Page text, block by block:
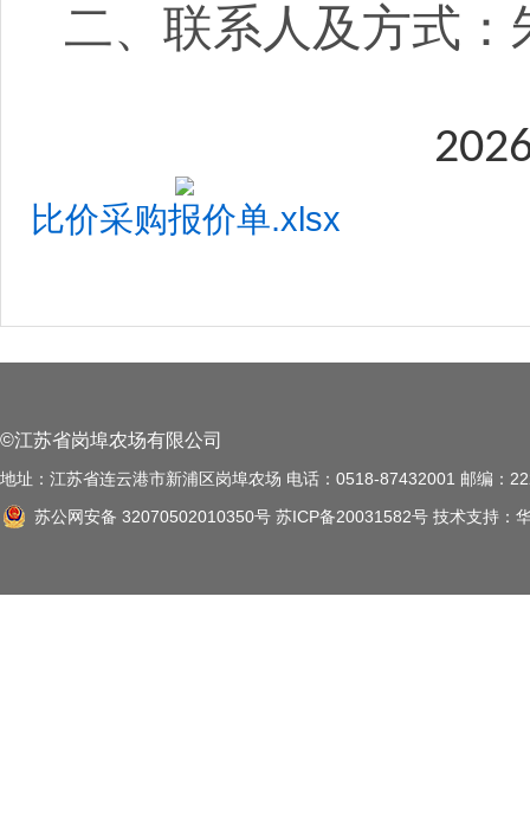
二、联系人及方式：
比价采购报价单.xlsx
©江苏省岗埠农场有限公司
地址：江苏省连云港市新浦区岗埠农场 电话：0518-87432001 邮编：
苏公网安备 32070502010350号 苏ICP备20031582号 技术支持：